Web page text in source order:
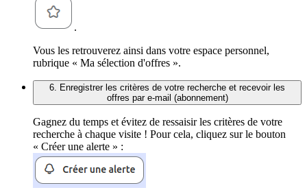
.
Vous les retrouverez ainsi dans votre espace personnel,
rubrique « Ma sélection d'offres ».
6. Enregistrer les critères de votre recherche et recevoir les
offres par e-mail (abonnement)
Gagnez du temps et évitez de ressaisir les critères de votre
recherche à chaque visite ! Pour cela, cliquez sur le bouton
« Créer une alerte » :